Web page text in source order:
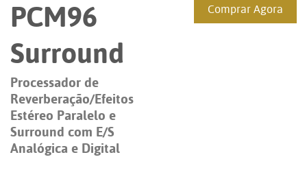
profissionais
Casos de estudo
formação
assistência
PCM96
Surround
Processador de
Reverberação/Efeitos
Estéreo Paralelo e
Surround com E/S
Analógica e Digital
Comprar Agora